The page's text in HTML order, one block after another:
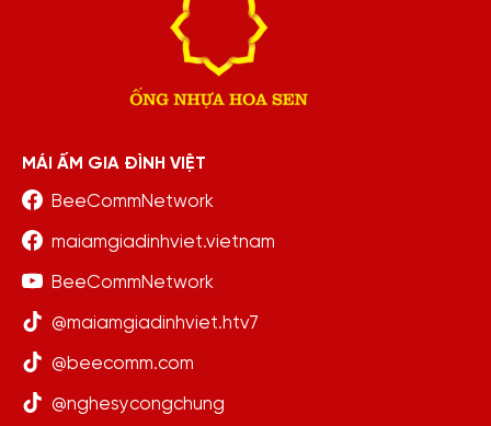
MÁI ẤM GIA ĐÌNH VIỆT
BeeCommNetwork
maiamgiadinhviet.vietnam
BeeCommNetwork
@maiamgiadinhviet.htv7
@beecomm.com
@nghesycongchung